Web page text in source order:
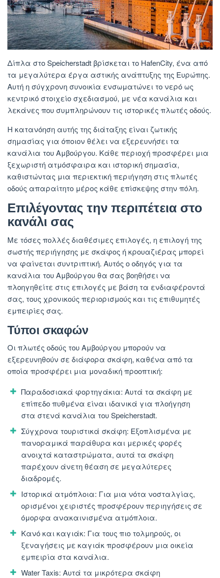
Δίπλα στο Speicherstadt βρίσκεται το HafenCity, ένα από
τα μεγαλύτερα έργα αστικής ανάπτυξης της Ευρώπης.
Αυτή η σύγχρονη συνοικία ενσωματώνει το νερό ως
κεντρικό στοιχείο σχεδιασμού, με νέα κανάλια και
λεκάνες που συμπληρώνουν τις ιστορικές πλωτές οδούς.
Η κατανόηση αυτής της διάταξης είναι ζωτικής
σημασίας για όποιον θέλει να εξερευνήσει τα
κανάλια του Αμβούργου. Κάθε περιοχή προσφέρει μια
ξεχωριστή ατμόσφαιρα και ιστορική σημασία,
καθιστώντας μια περιεκτική περιήγηση στις πλωτές
οδούς απαραίτητο μέρος κάθε επίσκεψης στην πόλη.
Επιλέγοντας την περιπέτεια στο
κανάλι σας
Με τόσες πολλές διαθέσιμες επιλογές, η επιλογή της
σωστής περιήγησης με σκάφος ή κρουαζιέρας μπορεί
να φαίνεται συντριπτική. Αυτός ο οδηγός για τα
κανάλια του Αμβούργου θα σας βοηθήσει να
πλοηγηθείτε στις επιλογές με βάση τα ενδιαφέροντά
σας, τους χρονικούς περιορισμούς και τις επιθυμητές
εμπειρίες σας.
Τύποι σκαφών
Οι πλωτές οδούς του Αμβούργου μπορούν να
εξερευνηθούν σε διάφορα σκάφη, καθένα από τα
οποία προσφέρει μια μοναδική προοπτική:
Παραδοσιακά φορτηγάκια: Αυτά τα σκάφη με
επίπεδο πυθμένα είναι ιδανικά για πλοήγηση
στα στενά κανάλια του Speicherstadt.
Σύγχρονα τουριστικά σκάφη: Εξοπλισμένα με
πανοραμικά παράθυρα και μερικές φορές
ανοιχτά καταστρώματα, αυτά τα σκάφη
παρέχουν άνετη θέαση σε μεγαλύτερες
διαδρομές.
Ιστορικά ατμόπλοια: Για μια νότα νοσταλγίας,
ορισμένοι χειριστές προσφέρουν περιηγήσεις σε
όμορφα ανακαινισμένα ατμόπλοια.
Κανό και καγιάκ: Για τους πιο τολμηρούς, οι
ξεναγήσεις με καγιάκ προσφέρουν μια οικεία
εμπειρία στα κανάλια.
Water Taxis: Αυτά τα μικρότερα σκάφη